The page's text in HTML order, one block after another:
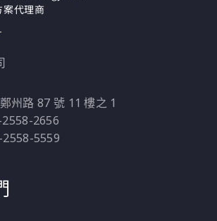
可能花了不少成本去儲
案代理商
州路 87 號 11 樓之 1
2656
5559